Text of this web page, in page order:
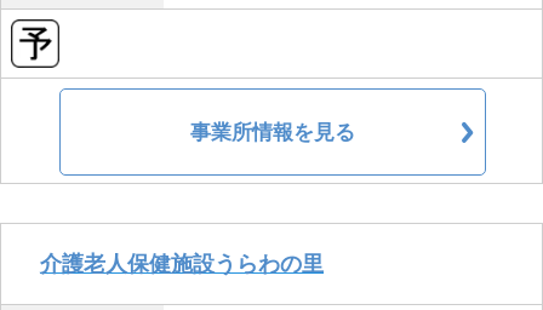
事業所情報を見る
介護老人保健施設うらわの里